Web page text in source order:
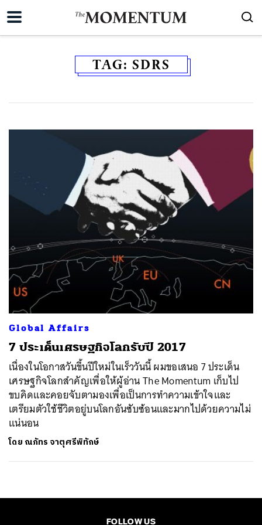
TAG: SDRS
Global Affairs
7 ประเด็นเศรษฐกิจโลกรับปี 2017
เนื่องในโอกาสวันขึ้นปีใหม่ในเร็ววันนี้ ผมขอเสนอ 7 ประเด็น
เศรษฐกิจโลกสำคัญเพื่อให้ผู้อ่าน The Momentum เก็บไป
ขบคิดและคอยจับตามองเพื่อเป็นการทำความเข้าใจและ
เตรียมตัวใช้ชีวิตอยู่บนโลกอันซับซ้อนและมากไปด้วยความไม่
แน่นอน
โดย ณภัทร จาตุศรีพิทักษ์
FOLLOW US
ค้นหา
TWEET LINE